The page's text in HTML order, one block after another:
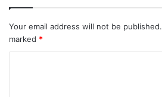
Your email address will not be published.
marked *